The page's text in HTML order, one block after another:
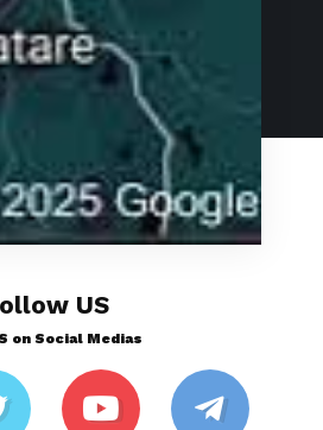
US
on Social Medias